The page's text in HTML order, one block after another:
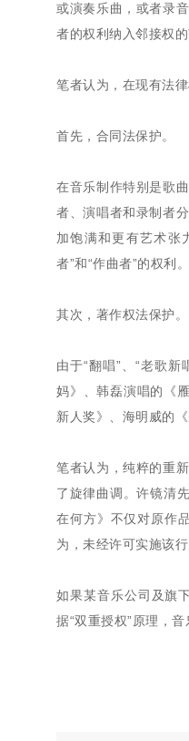
或演奏乐曲，或者录
者的权利纳入邻接权的
笔者认为，在现有法
首先，合同法保护。
在音乐制作特别是歌
者、演唱者和录制者
加饱满和更有艺术张
者”和“作曲者”的权利
其次，著作权法保护。
由于“翻唱”、“老歌
妈》、韩磊演唱的《
新人奖》、海明威的
笔者认为，纯粹的重
了旋律曲调。许镜清
在何方》不仅对原作
为，未经许可实施该
如果某音乐公司及旗
据“双重授权”原理，